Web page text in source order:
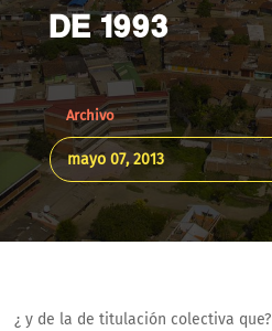
DE 1993
Archivo
mayo 07, 2013
¿ y de la de titulación colectiva que?